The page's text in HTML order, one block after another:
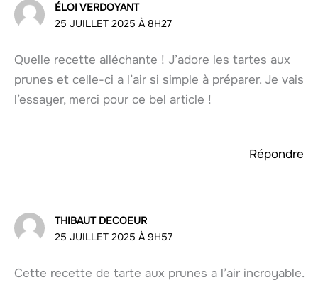
ÉLOI VERDOYANT
25 JUILLET 2025 À 8H27
Quelle recette alléchante ! J’adore les tartes aux
prunes et celle-ci a l’air si simple à préparer. Je vais
l’essayer, merci pour ce bel article !
Répondre
THIBAUT DECOEUR
25 JUILLET 2025 À 9H57
Cette recette de tarte aux prunes a l’air incroyable.